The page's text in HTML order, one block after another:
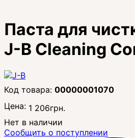
Паста для
J-B Cleaning
00000001070
Цена: 1 206грн.
Нет в наличии
Сообщить о поступлении